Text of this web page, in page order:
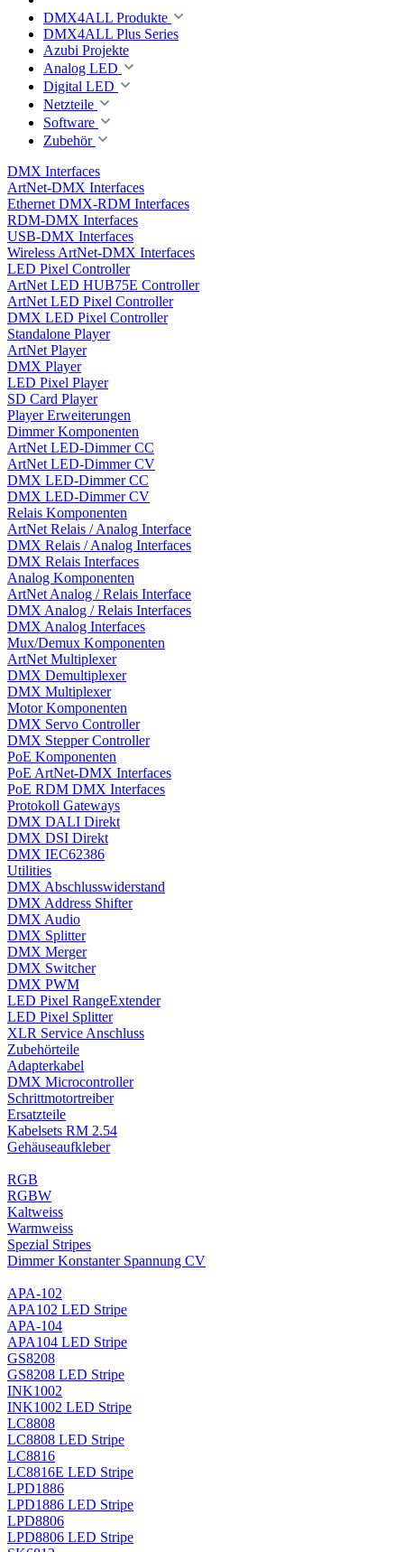
DMX4ALL Produkte
DMX4ALL Plus Series
Azubi Projekte
Analog LED
Digital LED
Netzteile
Software
Zubehör
DMX Interfaces
ArtNet-DMX Interfaces
Ethernet DMX-RDM Interfaces
RDM-DMX Interfaces
USB-DMX Interfaces
Wireless ArtNet-DMX Interfaces
LED Pixel Controller
ArtNet LED HUB75E Controller
ArtNet LED Pixel Controller
DMX LED Pixel Controller
Standalone Player
ArtNet Player
DMX Player
LED Pixel Player
SD Card Player
Player Erweiterungen
Dimmer Komponenten
ArtNet LED-Dimmer CC
ArtNet LED-Dimmer CV
DMX LED-Dimmer CC
DMX LED-Dimmer CV
Relais Komponenten
ArtNet Relais / Analog Interface
DMX Relais / Analog Interfaces
DMX Relais Interfaces
Analog Komponenten
ArtNet Analog / Relais Interface
DMX Analog / Relais Interfaces
DMX Analog Interfaces
Mux/Demux Komponenten
ArtNet Multiplexer
DMX Demultiplexer
DMX Multiplexer
Motor Komponenten
DMX Servo Controller
DMX Stepper Controller
PoE Komponenten
PoE ArtNet-DMX Interfaces
PoE RDM DMX Interfaces
Protokoll Gateways
DMX DALI Direkt
DMX DSI Direkt
DMX IEC62386
Utilities
DMX Abschlusswiderstand
DMX Address Shifter
DMX Audio
DMX Splitter
DMX Merger
DMX Switcher
DMX PWM
LED Pixel RangeExtender
LED Pixel Splitter
XLR Service Anschluss
Zubehörteile
Adapterkabel
DMX Microcontroller
Schrittmotortreiber
Ersatzteile
Kabelsets RM 2.54
Gehäuseaufkleber
RGB
RGBW
Kaltweiss
Warmweiss
Spezial Stripes
Dimmer Konstanter Spannung CV
APA-102
APA102 LED Stripe
APA-104
APA104 LED Stripe
GS8208
GS8208 LED Stripe
INK1002
INK1002 LED Stripe
LC8808
LC8808 LED Stripe
LC8816
LC8816E LED Stripe
LPD1886
LPD1886 LED Stripe
LPD8806
LPD8806 LED Stripe